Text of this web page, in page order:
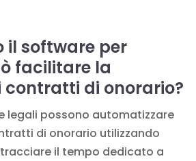
il software per
facilitare la
contratti di onorario?
legali possono automatizzare
di onorario utilizzando
il tempo dedicato a